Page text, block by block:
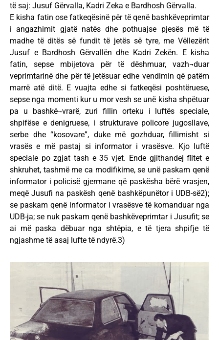
të saj: Jusuf Gërvalla, Kadri Zeka e Bardhosh Gërvalla.
E kisha fatin ose fatkeqësinë për të qenë bashkëveprimtar
i angazhimit gjatë natës dhe pothuajse pjesës më të
madhe të ditës së fundit të jetës së tyre, me Vëllezërit
Jusuf e Bardhosh Gërvallën dhe Kadri Zekën. E kisha
fatin, sepse mbijetova për të dëshmuar, vazh¬duar
veprimtarinë dhe për të jetësuar edhe vendimin që patëm
marrë atë ditë. E vuajta edhe si fatkeqësi poshtëruese,
sepse nga momenti kur u mor vesh se unë kisha shpëtuar
pa u bashkë¬vrarë, zuri fillin orteku i luftës speciale,
shpifëse e denigruese, i strukturave policore jugosllave,
serbe dhe “kosovare”, duke më gozhduar, fillimisht si
vrasës e më pastaj si informator i vrasësve. Kjo luftë
speciale po zgjat tash e 35 vjet. Ende gjithandej flitet e
shkruhet, tashmë me ca modifikime, se unë paskam qenë
informator i policisë gjermane që paskësha bërë vrasjen,
meqë Jusufi na paskësh qenë bashkëpunëtor i UDB-së2);
se paskam qenë informator i vrasësve të komanduar nga
UDB-ja; se nuk paskam qenë bashkëveprimtar i Jusufit; se
ai më paska dëbuar nga shtëpia, e të tjera shpifje të
ngjashme të asaj lufte të ndyrë.3)